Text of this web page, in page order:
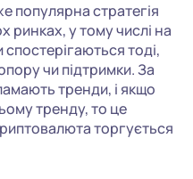
популярна стратегія
ринках, у тому числі на
тоді,
чи підтримки. За
тренди, і якщо
тренду, то це
торгується